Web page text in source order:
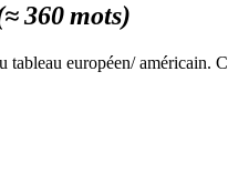
360 mots)
européen/ américain.